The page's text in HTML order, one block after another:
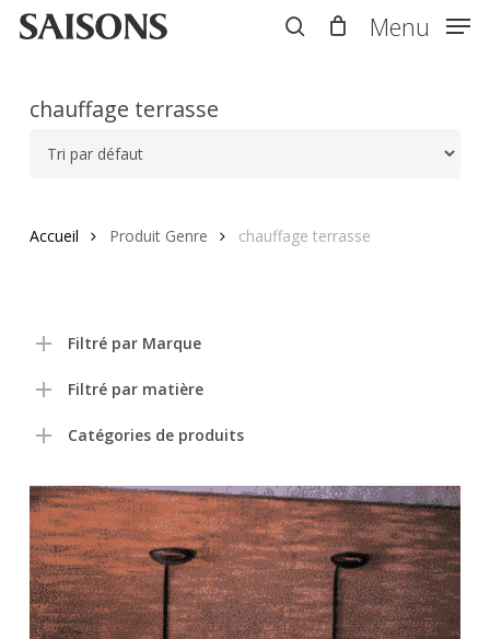
Skip
content
Menu
chauffage terrasse
Accueil Produit Genre chauffage terrasse
Filtré par Marque
Filtré par matière
Catégories de produits